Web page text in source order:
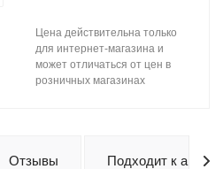
Цена действительна только
для интернет-магазина и
может отличаться от цен в
розничных магазинах
Отзывы Подходит к авто